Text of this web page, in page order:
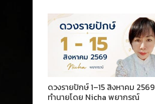
ดวงรายปักษ์ 1–15 สิงหาคม 2569
ทำนายโดย Nicha พยากรณ์